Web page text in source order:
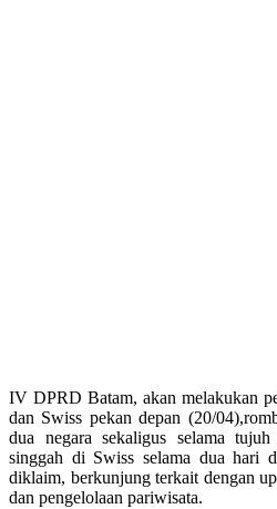
IV DPRD Batam, akan melakukan
dan Swiss pekan depan (20/
dua negara sekaligus selama
singgah di Swiss selama dua hari
diklaim, berkunjung terkait dengan
dan pengelolaan pariwisata.‎